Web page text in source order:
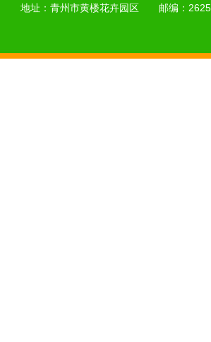
地址：青州市黄楼花卉园区 邮编：